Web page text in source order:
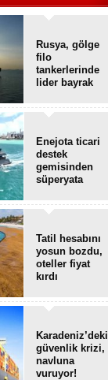
Rusya, gölge
filo
tankerlerinde
lider bayrak
Enejota ticari
destek
gemisinden
süperyata
Tatil hesabını
yosun bozdu,
oteller fiyat
kırdı
Karadeniz’deki
güvenlik krizi,
navluna
vuruyor!